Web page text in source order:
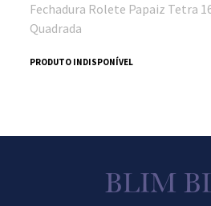
Fechadura Rolete Papaiz Tetra
Quadrada
PRODUTO INDISPONÍVEL